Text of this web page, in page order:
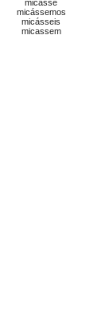
micasse
micássemos
micásseis
micassem